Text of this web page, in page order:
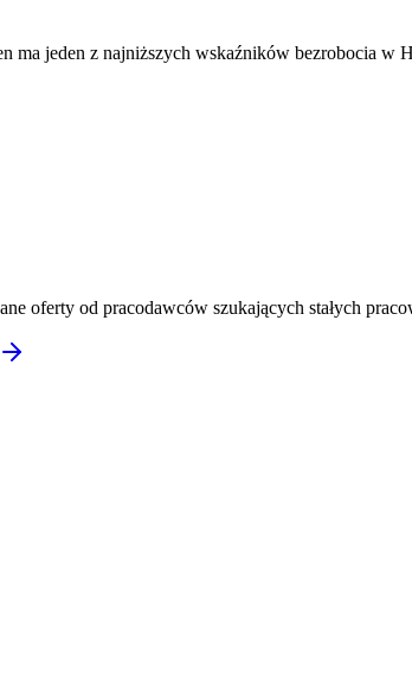
ma jeden z najniższych wskaźników bezrobocia w
oferty od pracodawców szukających stałych